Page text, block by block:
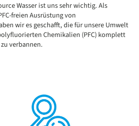
Wasser ist uns sehr wichtig. Als
freien Ausrüstung von
wir es geschafft, die für unsere Umwelt
Chemikalien (PFC) komplett
verbannen.